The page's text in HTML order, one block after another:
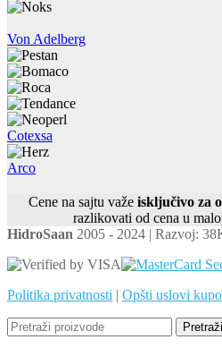
Von Adelberg
Cotexsa
Arco
Cene na sajtu važe isključivo za
razlikovati od cena u
HidroSaan 2005 - 2024 | Razvoj:
Politika privatnosti | Opšti uslovi
Pretraži